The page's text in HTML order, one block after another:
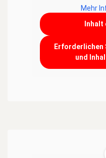
Mehr
Erforderlichen
und